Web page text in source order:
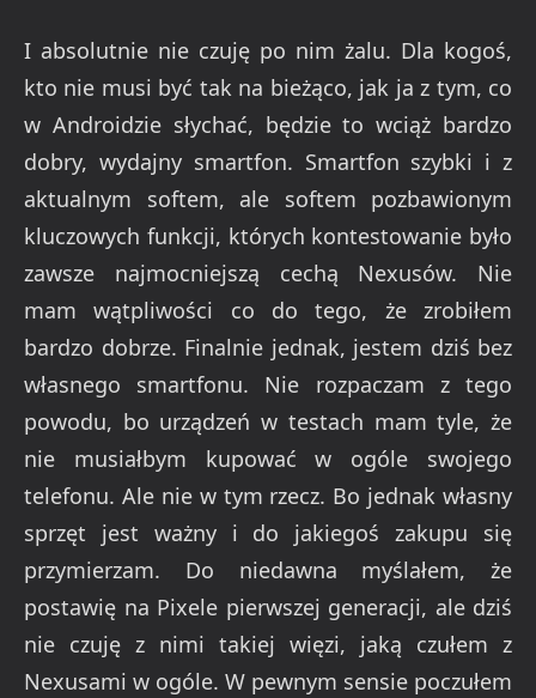
I absolutnie nie czuję po nim żalu. Dla kogoś,
kto nie musi być tak na bieżąco, jak ja z tym, co
w Androidzie słychać, będzie to wciąż bardzo
dobry, wydajny smartfon. Smartfon szybki i z
aktualnym softem, ale softem pozbawionym
kluczowych funkcji, których kontestowanie było
zawsze najmocniejszą cechą Nexusów. Nie
mam wątpliwości co do tego, że zrobiłem
bardzo dobrze. Finalnie jednak, jestem dziś bez
własnego smartfonu. Nie rozpaczam z tego
powodu, bo urządzeń w testach mam tyle, że
nie musiałbym kupować w ogóle swojego
telefonu. Ale nie w tym rzecz. Bo jednak własny
sprzęt jest ważny i do jakiegoś zakupu się
przymierzam. Do niedawna myślałem, że
postawię na Pixele pierwszej generacji, ale dziś
nie czuję z nimi takiej więzi, jaką czułem z
Nexusami w ogóle. W pewnym sensie poczułem